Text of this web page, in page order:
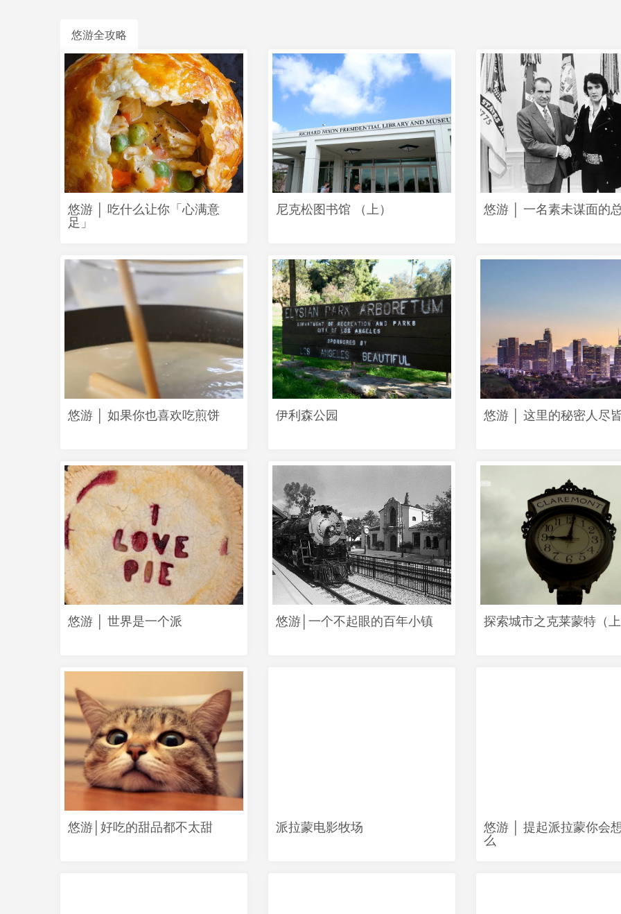
悠游全攻略
悠游 │ 吃什么让你「心满意
足」
尼克松图书馆 （上） 悠游 │ 一名素未谋面的
悠游 │ 如果你也喜欢吃煎饼 伊利森公园 悠游 │ 这里的秘密人尽
悠游 │ 世界是一个派 悠游│一个不起眼的百年小镇 探索城市之克莱蒙特（
悠游│好吃的甜品都不太甜 派拉蒙电影牧场
悠游 │ 提起派拉蒙你会
么